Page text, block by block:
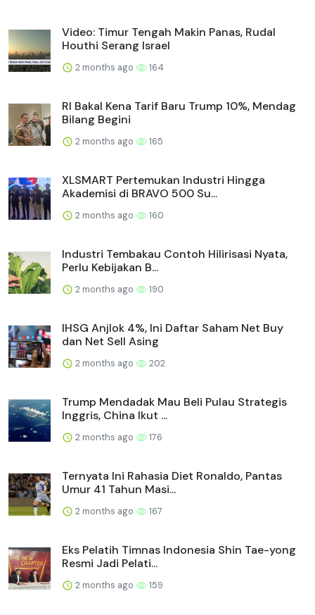
Video: Timur Tengah Makin Panas, Rudal
Houthi Serang Israel
2 months ago 164
RI Bakal Kena Tarif Baru Trump 10%, Mendag
Bilang Begini
2 months ago 165
XLSMART Pertemukan Industri Hingga
Akademisi di BRAVO 500 Su...
2 months ago 160
Industri Tembakau Contoh Hilirisasi Nyata,
Perlu Kebijakan B...
2 months ago 190
IHSG Anjlok 4%, Ini Daftar Saham Net Buy
dan Net Sell Asing
2 months ago 202
Trump Mendadak Mau Beli Pulau Strategis
Inggris, China Ikut ...
2 months ago 176
Ternyata Ini Rahasia Diet Ronaldo, Pantas
Umur 41 Tahun Masi...
2 months ago 167
Eks Pelatih Timnas Indonesia Shin Tae-yong
Resmi Jadi Pelati...
2 months ago 159